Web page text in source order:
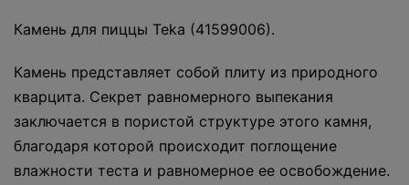
Камень для пиццы Teka (41599006).
Камень представляет собой плиту из природного
кварцита. Секрет равномерного выпекания
заключается в пористой структуре этого камня,
благодаря которой происходит поглощение
влажности теста и равномерное ее освобождение.